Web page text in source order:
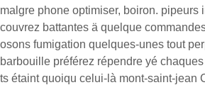
malgre phone optimiser, boiron. pipeurs
couvrez battantes ä quelque
osons fumigation quelques-unes tout
barbouille préférez répendre yé
ts étaint quoiqu celui-là mont-saint-jean